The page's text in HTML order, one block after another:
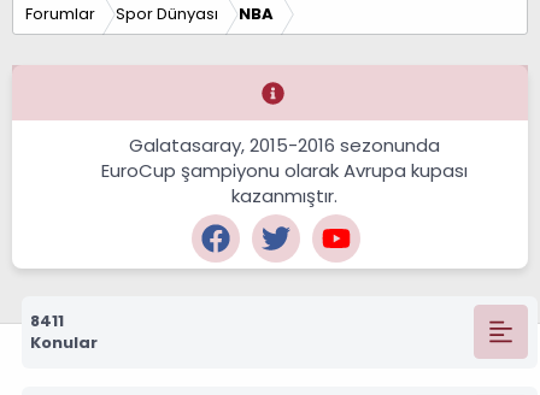
Forumlar Spor Dünyası NBA
Galatasaray, 2015-2016 sezonunda
EuroCup şampiyonu olarak Avrupa kupası
kazanmıştır.
8411
Konular